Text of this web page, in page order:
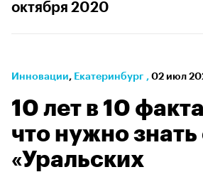
октября 2020
Инновации⁠, Екатеринбург , 02 июл
10 лет в 10
что нужно знать
«Уральских